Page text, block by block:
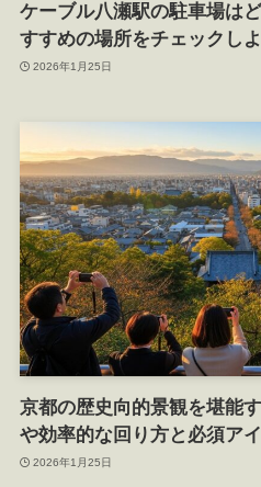
ケーブル八瀬駅の駐車場は
すすめの場所をチェックし
2026年1月25日
京都の歴史向的景観を堪能
や効率的な回り方と必須ア
2026年1月25日